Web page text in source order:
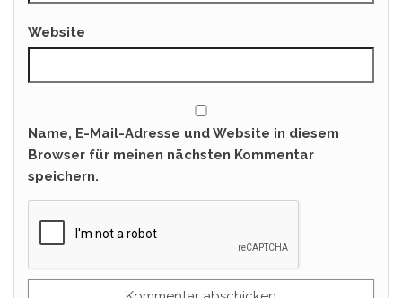
Website
Name, E-Mail-Adresse und Website in diesem
Browser für meinen nächsten Kommentar
speichern.